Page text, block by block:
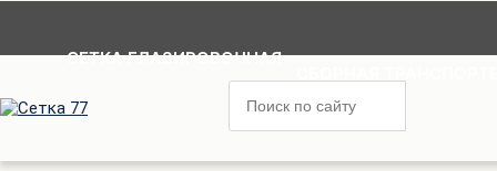
СЕТКА ГЛАЗИРОВОЧНАЯ